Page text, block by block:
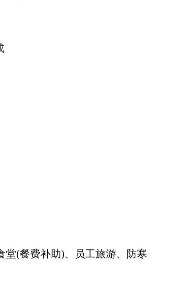
堂(餐费补助)、员工旅游、防寒